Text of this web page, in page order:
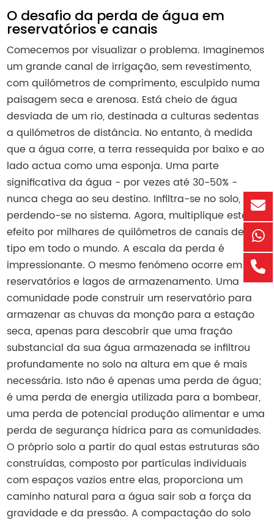
O desafio da perda de água em
reservatórios e canais
Comecemos por visualizar o problema. Imaginemos
um grande canal de irrigação, sem revestimento,
com quilómetros de comprimento, esculpido numa
paisagem seca e arenosa. Está cheio de água
desviada de um rio, destinada a culturas sedentas
a quilómetros de distância. No entanto, à medida
que a água corre, a terra ressequida por baixo e ao
lado actua como uma esponja. Uma parte
significativa da água - por vezes até 30-50% -
nunca chega ao seu destino. Infiltra-se no solo,
perdendo-se no sistema. Agora, multiplique este
efeito por milhares de quilómetros de canais deste
tipo em todo o mundo. A escala da perda é
impressionante. O mesmo fenómeno ocorre em
reservatórios e lagos de armazenamento. Uma
comunidade pode construir um reservatório para
armazenar as chuvas da monção para a estação
seca, apenas para descobrir que uma fração
substancial da sua água armazenada se infiltrou
profundamente no solo na altura em que é mais
necessária. Isto não é apenas uma perda de água;
é uma perda de energia utilizada para a bombear,
uma perda de potencial produção alimentar e uma
perda de segurança hídrica para as comunidades.
O próprio solo a partir do qual estas estruturas são
construídas, composto por partículas individuais
com espaços vazios entre elas, proporciona um
caminho natural para a água sair sob a força da
gravidade e da pressão. A compactação do solo